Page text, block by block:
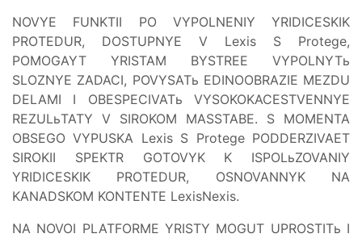
NOVYE FUNKTII PO VYPOLNENIY YRIDICESKIK
PROTEDUR, DOSTUPNYE V Lexis S Protege,
POMOGAYT YRISTAM BYSTREE VYPOLNYTь
SLOZNYE ZADACI, POVYSATь EDINOOBRAZIE MEZDU
DELAMI I OBESPECIVATь VYSOKOKACESTVENNYE
REZULьTATY V SIROKOM MASSTABE. S MOMENTA
OBSEGO VYPUSKA Lexis S Protege PODDERZIVAET
SIROKII SPEKTR GOTOVYK K ISPOLьZOVANIY
YRIDICESKIK PROTEDUR, OSNOVANNYK NA
KANADSKOM KONTENTE LexisNexis.
NA NOVOI PLATFORME YRISTY MOGUT UPROSTITь I